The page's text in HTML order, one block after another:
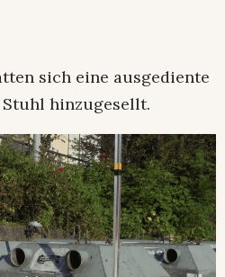
sich eine ausgediente
hinzugesellt.